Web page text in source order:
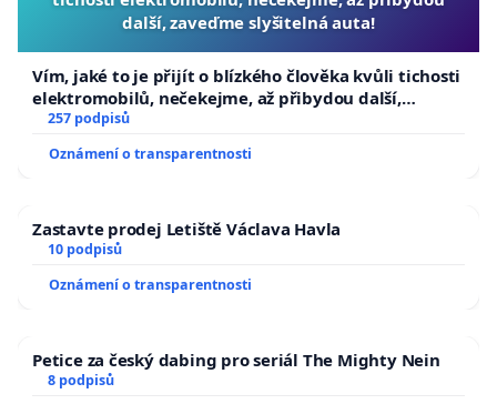
další, zaveďme slyšitelná auta!
Vím, jaké to je přijít o blízkého člověka kvůli tichosti
elektromobilů, nečekejme, až přibydou další,
zaveďme slyšitelná auta!
257 podpisů
Oznámení o transparentnosti
Zastavte prodej Letiště Václava Havla
10 podpisů
Oznámení o transparentnosti
Petice za český dabing pro seriál The Mighty Nein
8 podpisů